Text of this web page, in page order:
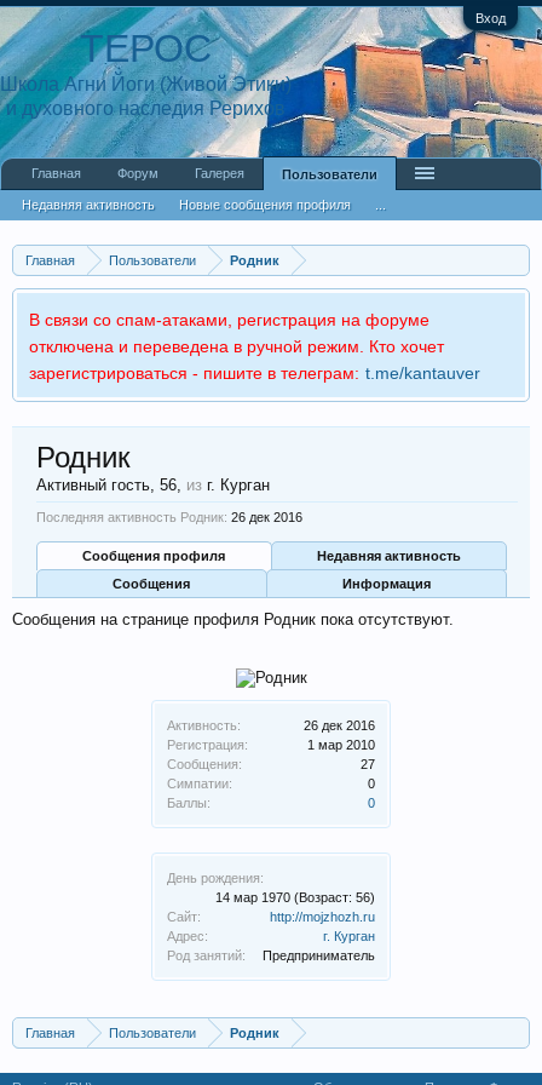
Вход
Главная Пользователи Родник
В связи со спам-атаками, регистрация на форуме
отключена и переведена в ручной режим. Кто хочет
зарегистрироваться - пишите в телеграм: t.me/kantauver
Активность:
26 дек 2016
Регистрация:
1 мар 2010
Сообщения:
27
Симпатии:
0
Баллы:
0
День рождения:
14 мар 1970 (Возраст: 56)
Сайт:
http://mojzhozh.ru
Адрес:
г. Курган
Род занятий:
Предприниматель
Родник
Активный гость, 56, из г. Курган
Последняя активность Родник: 26 дек 2016
Сообщения профиля
Недавняя активность
Сообщения
Информация
Сообщения на странице профиля Родник пока отсутствуют.
Главная Пользователи Родник
ТЕРОС
Школа Агни Йоги (Живой Этики)
и духовного наследия Рерихов
Главная Форум Галерея Пользователи
Недавняя активность Новые сообщения профиля